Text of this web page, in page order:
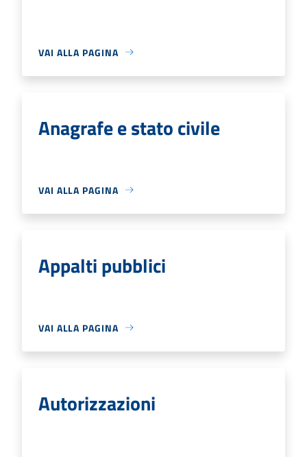
VAI ALLA PAGINA
Anagrafe e stato civile
VAI ALLA PAGINA
Appalti pubblici
VAI ALLA PAGINA
Autorizzazioni